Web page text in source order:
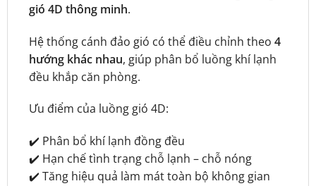
gió 4D thông minh.
Hệ thống cánh đảo gió có thể điều chỉnh theo 4
hướng khác nhau, giúp phân bổ luồng khí lạnh
đều khắp căn phòng.
Ưu điểm của luồng gió 4D:
✔️ Phân bổ khí lạnh đồng đều
✔️ Hạn chế tình trạng chỗ lạnh – chỗ nóng
✔️ Tăng hiệu quả làm mát toàn bộ không gian